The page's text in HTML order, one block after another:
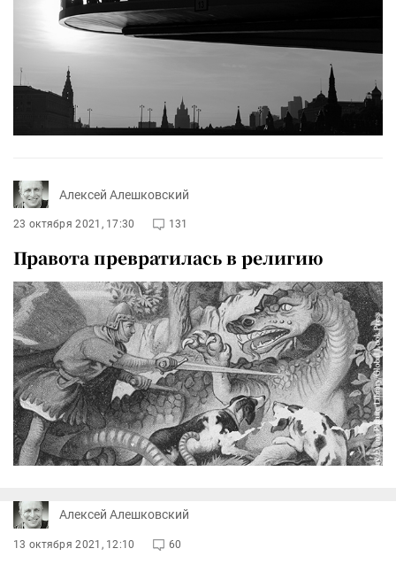
Алексей Алешковский
23 октября 2021, 17:30 131
Правота превратилась в религию
Алексей Алешковский
13 октября 2021, 12:10 60